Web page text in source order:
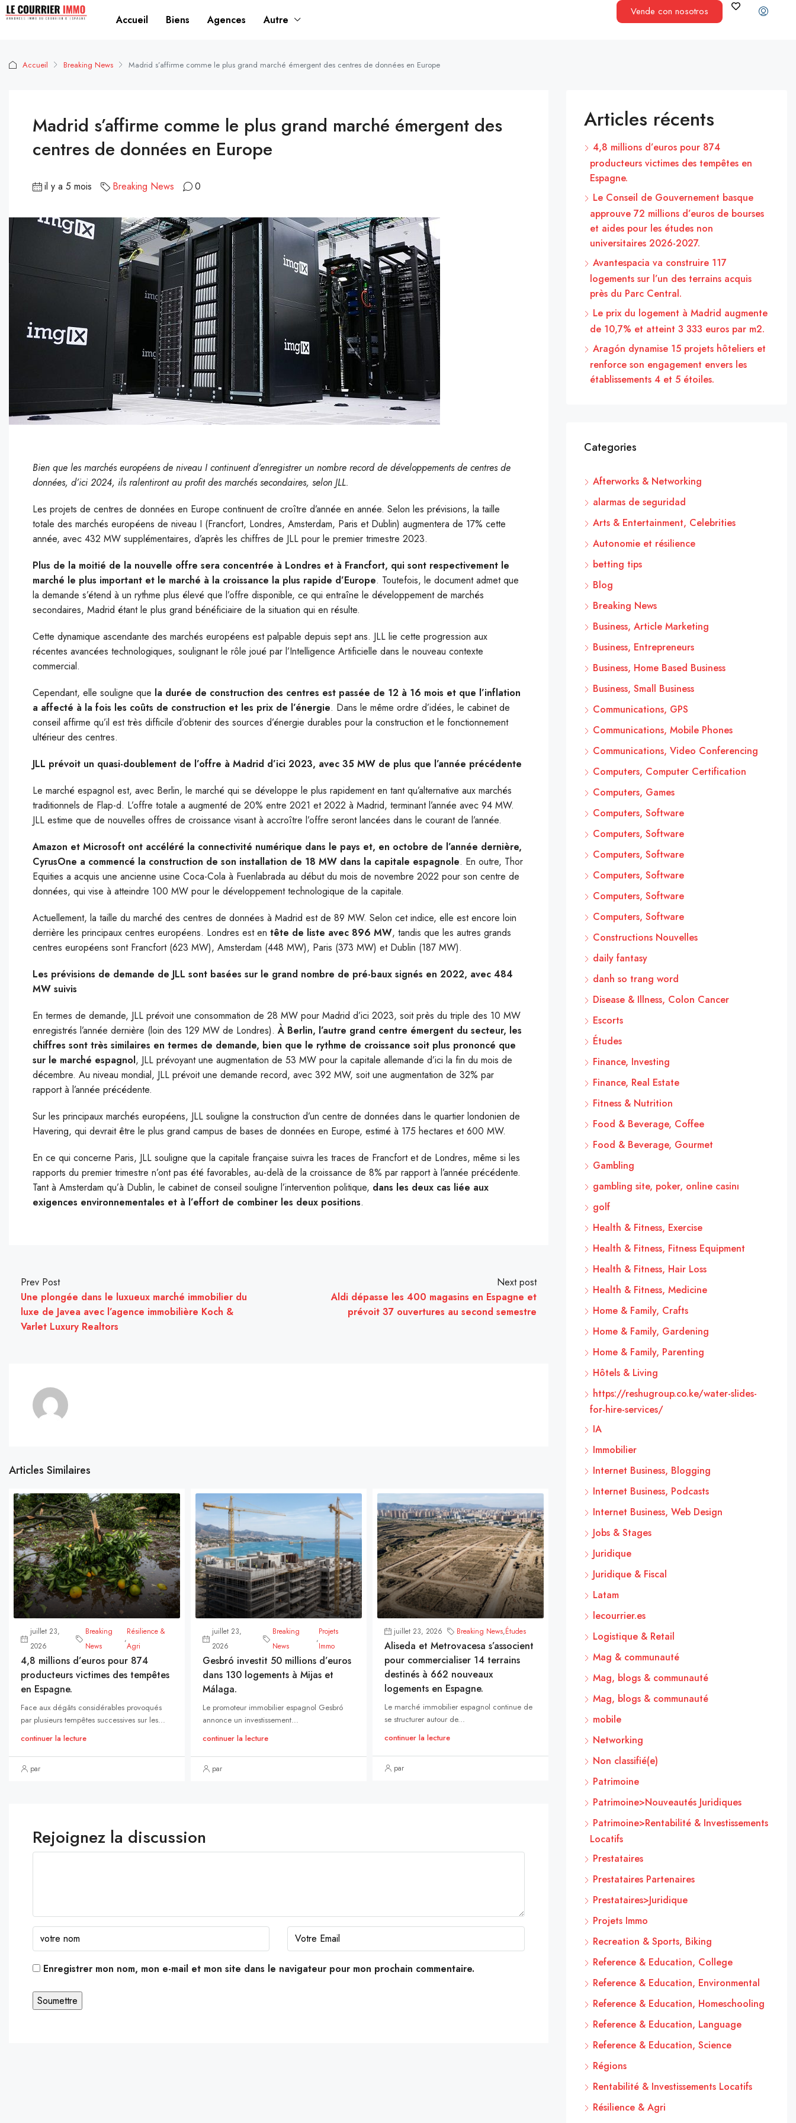
Accueil Biens Agences Autre
Vende con nosotros
Accueil Breaking News Madrid s’affirme comme le plus grand marché émergent des centres de données en Europe
Madrid s’affirme comme le plus grand marché émergent des
centres de données en Europe
il y a 5 mois Breaking News 0
Bien que les marchés européens de niveau I continuent d’enregistrer un nombre record de développements de centres de
données, d’ici 2024, ils ralentiront au profit des marchés secondaires, selon JLL.
Les projets de centres de données en Europe continuent de croître d’année en année. Selon les prévisions, la taille
totale des marchés européens de niveau I (Francfort, Londres, Amsterdam, Paris et Dublin) augmentera de 17% cette
année, avec 432 MW supplémentaires, d’après les chiffres de JLL pour le premier trimestre 2023.
Plus de la moitié de la nouvelle offre sera concentrée à Londres et à Francfort, qui sont respectivement le
marché le plus important et le marché à la croissance la plus rapide d’Europe. Toutefois, le document admet que
la demande s’étend à un rythme plus élevé que l’offre disponible, ce qui entraîne le développement de marchés
secondaires, Madrid étant le plus grand bénéficiaire de la situation qui en résulte.
Cette dynamique ascendante des marchés européens est palpable depuis sept ans. JLL lie cette progression aux
récentes avancées technologiques, soulignant le rôle joué par l’Intelligence Artificielle dans le nouveau contexte
commercial.
Cependant, elle souligne que la durée de construction des centres est passée de 12 à 16 mois et que l’inflation
a affecté à la fois les coûts de construction et les prix de l’énergie. Dans le même ordre d’idées, le cabinet de
conseil affirme qu’il est très difficile d’obtenir des sources d’énergie durables pour la construction et le fonctionnement
ultérieur des centres.
JLL prévoit un quasi-doublement de l’offre à Madrid d’ici 2023, avec 35 MW de plus que l’année précédente
Le marché espagnol est, avec Berlin, le marché qui se développe le plus rapidement en tant qu’alternative aux marchés
traditionnels de Flap-d. L’offre totale a augmenté de 20% entre 2021 et 2022 à Madrid, terminant l’année avec 94 MW.
JLL estime que de nouvelles offres de croissance visant à accroître l’offre seront lancées dans le courant de l’année.
Amazon et Microsoft ont accéléré la connectivité numérique dans le pays et, en octobre de l’année dernière,
CyrusOne a commencé la construction de son installation de 18 MW dans la capitale espagnole. En outre, Thor
Equities a acquis une ancienne usine Coca-Cola à Fuenlabrada au début du mois de novembre 2022 pour son centre de
données, qui vise à atteindre 100 MW pour le développement technologique de la capitale.
Actuellement, la taille du marché des centres de données à Madrid est de 89 MW. Selon cet indice, elle est encore loin
derrière les principaux centres européens. Londres est en tête de liste avec 896 MW, tandis que les autres grands
centres européens sont Francfort (623 MW), Amsterdam (448 MW), Paris (373 MW) et Dublin (187 MW).
Les prévisions de demande de JLL sont basées sur le grand nombre de pré-baux signés en 2022, avec 484
MW suivis
En termes de demande, JLL prévoit une consommation de 28 MW pour Madrid d’ici 2023, soit près du triple des 10 MW
enregistrés l’année dernière (loin des 129 MW de Londres).À Berlin, l’autre grand centre émergent du secteur, les
chiffres sont très similaires en termes de demande, bien que le rythme de croissance soit plus prononcé que
sur le marché espagnol, JLL prévoyant une augmentation de 53 MW pour la capitale allemande d’ici la fin du mois de
décembre. Au niveau mondial, JLL prévoit une demande record, avec 392 MW, soit une augmentation de 32% par
rapport à l’année précédente.
Sur les principaux marchés européens, JLL souligne la construction d’un centre de données dans le quartier londonien de
Havering, qui devrait être le plus grand campus de bases de données en Europe, estimé à 175 hectares et 600 MW.
En ce qui concerne Paris, JLL souligne que la capitale française suivra les traces de Francfort et de Londres, même si les
rapports du premier trimestre n’ont pas été favorables, au-delà de la croissance de 8% par rapport à l’année précédente.
Tant à Amsterdam qu’à Dublin, le cabinet de conseil souligne l’intervention politique, dans les deux cas liée aux
exigences environnementales et à l’effort de combiner les deux positions.
Prev Post
Une plongée dans le luxueux marché immobilier du
luxe de Javea avec l’agence immobilière Koch &
Varlet Luxury Realtors
Next post
Aldi dépasse les 400 magasins en Espagne et
prévoit 37 ouvertures au second semestre
Articles Similaires
juillet 23,
2026
Breaking
News
,
Résilience &
Agri
4,8 millions d’euros pour 874
producteurs victimes des tempêtes
en Espagne.
Face aux dégâts considérables provoqués
par plusieurs tempêtes successives sur les...
continuer la lecture
par
juillet 23,
2026
Breaking
News
,
Projets
Immo
Gesbró investit 50 millions d’euros
dans 130 logements à Mijas et
Málaga.
Le promoteur immobilier espagnol Gesbró
annonce un investissement...
continuer la lecture
par
juillet 23, 2026 Breaking News,Études
Aliseda et Metrovacesa s’associent
pour commercialiser 14 terrains
destinés à 662 nouveaux
logements en Espagne.
Le marché immobilier espagnol continue de
se structurer autour de...
continuer la lecture
par
Rejoignez la discussion
Enregistrer mon nom, mon e-mail et mon site dans le navigateur pour mon prochain commentaire.
Articles récents
4,8 millions d’euros pour 874
producteurs victimes des tempêtes en
Espagne.
Le Conseil de Gouvernement basque
approuve 72 millions d’euros de bourses
et aides pour les études non
universitaires 2026-2027.
Avantespacia va construire 117
logements sur l’un des terrains acquis
près du Parc Central.
Le prix du logement à Madrid augmente
de 10,7% et atteint 3 333 euros par m2.
Aragón dynamise 15 projets hôteliers et
renforce son engagement envers les
établissements 4 et 5 étoiles.
Categories
Afterworks & Networking
alarmas de seguridad
Arts & Entertainment, Celebrities
Autonomie et résilience
betting tips
Blog
Breaking News
Business, Article Marketing
Business, Entrepreneurs
Business, Home Based Business
Business, Small Business
Communications, GPS
Communications, Mobile Phones
Communications, Video Conferencing
Computers, Computer Certification
Computers, Games
Computers, Software
Computers, Software
Computers, Software
Computers, Software
Computers, Software
Computers, Software
Constructions Nouvelles
daily fantasy
danh so trang word
Disease & Illness, Colon Cancer
Escorts
Études
Finance, Investing
Finance, Real Estate
Fitness & Nutrition
Food & Beverage, Coffee
Food & Beverage, Gourmet
Gambling
gambling site, poker, online casinı
golf
Health & Fitness, Exercise
Health & Fitness, Fitness Equipment
Health & Fitness, Hair Loss
Health & Fitness, Medicine
Home & Family, Crafts
Home & Family, Gardening
Home & Family, Parenting
Hôtels & Living
https://reshugroup.co.ke/water-slides-
for-hire-services/
IA
Immobilier
Internet Business, Blogging
Internet Business, Podcasts
Internet Business, Web Design
Jobs & Stages
Juridique
Juridique & Fiscal
Latam
lecourrier.es
Logistique & Retail
Mag & communauté
Mag, blogs & communauté
Mag, blogs & communauté
mobile
Networking
Non classifié(e)
Patrimoine
Patrimoine>Nouveautés Juridiques
Patrimoine>Rentabilité & Investissements
Locatifs
Prestataires
Prestataires Partenaires
Prestataires>Juridique
Projets Immo
Recreation & Sports, Biking
Reference & Education, College
Reference & Education, Environmental
Reference & Education, Homeschooling
Reference & Education, Language
Reference & Education, Science
Régions
Rentabilité & Investissements Locatifs
Résilience & Agri